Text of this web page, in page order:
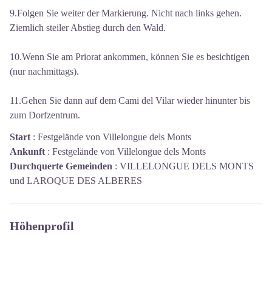
9.Folgen Sie weiter der Markierung. Nicht nach links gehen.
Ziemlich steiler Abstieg durch den Wald.
10.Wenn Sie am Priorat ankommen, können Sie es besichtigen
(nur nachmittags).
11.Gehen Sie dann auf dem Cami del Vilar wieder hinunter bis
zum Dorfzentrum.
Start : Festgelände von Villelongue dels Monts
Ankunft : Festgelände von Villelongue dels Monts
Durchquerte Gemeinden : VILLELONGUE DELS MONTS
und LAROQUE DES ALBERES
Höhenprofil